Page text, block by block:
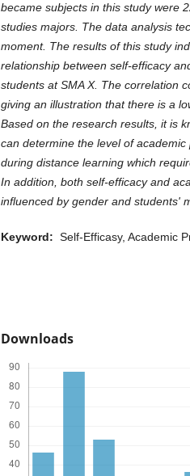
became subjects in this study were
studies majors. The data analysis
moment. The results of this study
relationship between self-efficacy
students at SMA X. The correlation
giving an illustration that there is a
Based on the research results, it is
can determine the level of
during distance learning which
In addition, both self-efficacy and
influenced by gender and students'
Keyword: Self-Efficasy, Academic
Downloads